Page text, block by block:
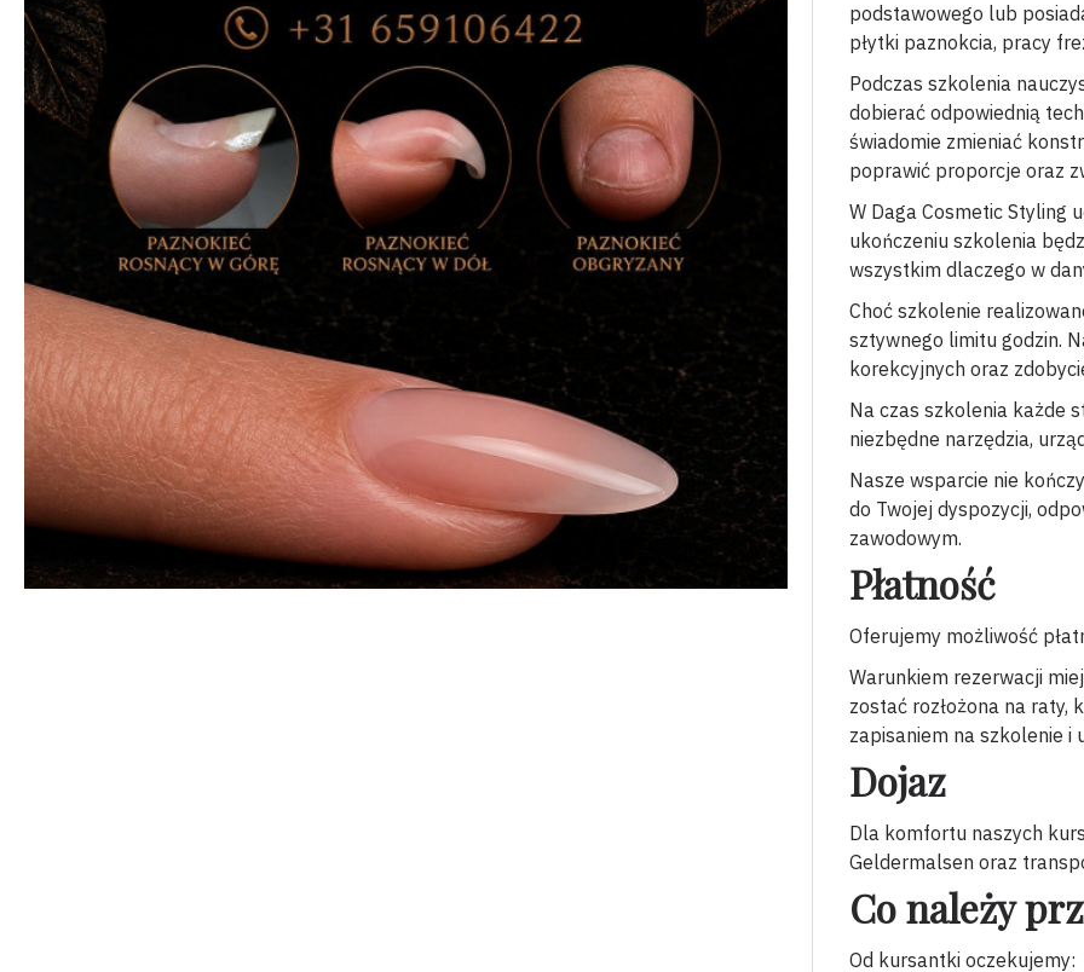
podstawowego lub
płytki paznokcia, pracy
Podczas szkolenia
dobierać odpowiednią
świadomie zmieniać
poprawić proporcje oraz
W Daga Cosmetic Styling
ukończeniu szkolenia
wszystkim dlaczego w
Choć szkolenie
sztywnego limitu godzin.
korekcyjnych oraz
Na czas szkolenia każde
niezbędne narzędzia,
Nasze wsparcie nie
do Twojej dyspozycji,
zawodowym.
Płatność
Oferujemy możliwość
Warunkiem rezerwacji
zostać rozłożona na
zapisaniem na szkolenie i
Dojaz
Dla komfortu naszych
Geldermalsen oraz
Co należy
Od kursantki oczekujemy: